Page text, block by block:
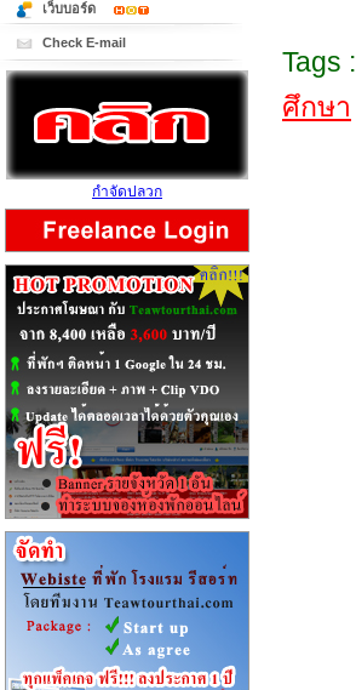
Tags :
ศึกษา
เว็บบอร์ด
Check E-mail
กำจัดปลวก